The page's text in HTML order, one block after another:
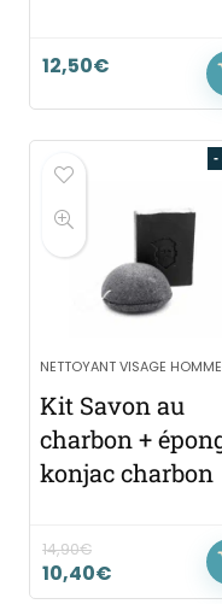
12,50€
-
NETTOYANT VISAGE HOMME
Kit Savon au
charbon +
konjac charbon
14,90€
10,40€